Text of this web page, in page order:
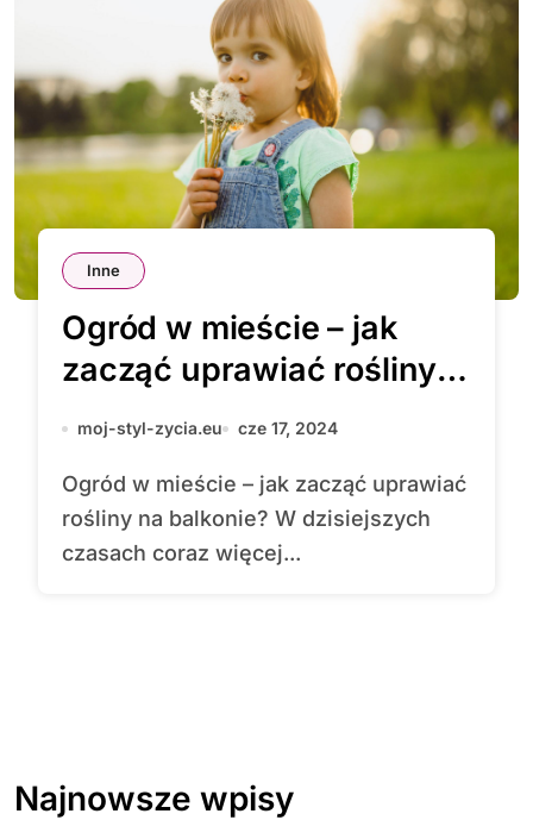
Inne
Ogród w mieście – jak
zacząć uprawiać rośliny
na balkonie?
moj-styl-zycia.eu cze 17, 2024
Ogród w mieście – jak zacząć uprawiać
rośliny na balkonie? W dzisiejszych
czasach coraz więcej...
Najnowsze wpisy